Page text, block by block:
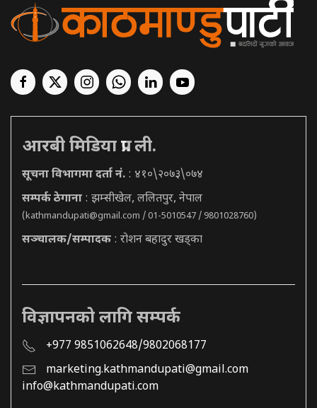
आरबी मिडिया प्रा. ली.
सूचना विभागमा दर्ता नं. : ४१०\२०७३\०७४
सम्पर्क ठेगाना : झम्सीखेल, ललितपुर, नेपाल
(kathmandupati@gmail.com / 01-5010547 / 9801028760)
सञ्चालक/सम्पादक : रोशन बहादुर खड्का
विज्ञापनको लागि सम्पर्क
+977 9851062648/9802068177
marketing.kathmandupati@gmail.com
info@kathmandupati.com